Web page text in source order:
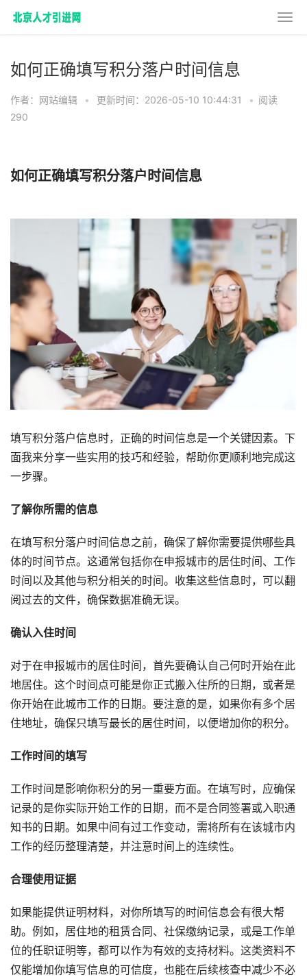
如何正确填写积分落户时间信息
作者：网站编辑 • 更新时间：2026-05-10 10:44:31 • 阅读
290
如何正确填写积分落户时间信息
填写积分落户信息时，正确的时间信息是一个关键因素。下
面我来分享一些实用的技巧和经验，帮助你更顺利地完成这
一步骤。
了解你所需的信息
在填写积分落户时间信息之前，确保了解你需要提供哪些具
体的时间节点。这通常包括你在申报城市的居住时间、工作
时间以及其他与积分相关的时间。收集这些信息时，可以翻
阅过去的文件，确保数据准确无误。
确认入住时间
对于在申报城市的居住时间，首先要确认自己何时开始在此
地居住。这个时间点可能是你正式搬入住所的日期，或者是
你开始在此城市工作的日期。要注意的是，如果你有多个居
住地址，确保只填写最长的居住时间，以便增加你的积分。
工作时间的填写
工作时间是影响你积分的另一重要方面。在填写时，应确保
记录的是你实际开始工作的日期，而不是合同签署或入职通
知书的日期。如果中间有过工作变动，需将所有在该城市内
工作的经历整理清楚，并注意时间上的连续性。
合理使用证据
如果能提供证明材料，对你所填写的时间信息会有很大帮
助。例如，居住地的租赁合同、社保缴纳记录，或是工作单
位的任职证明等，都可以作为有效的支持材料。这类资料不
仅能增加你填写信息的可信度，也能在后续核查中减少不必